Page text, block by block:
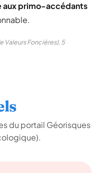
aux primo-accédants
Valeurs Foncières), 5
du portail Géorisques